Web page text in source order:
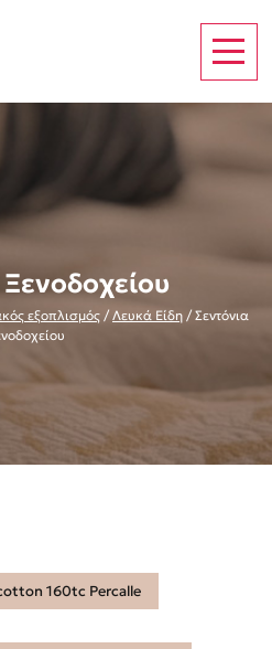
εξοπλισμός/Λευκά Είδη / Σεντόνια
160tc Percalle